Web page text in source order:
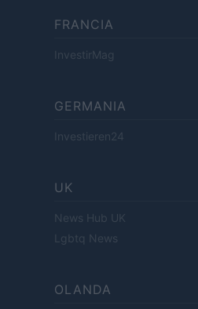
FRANCIA
InvestirMag
GERMANIA
Investieren24
UK
News Hub UK
Lgbtq News
OLANDA